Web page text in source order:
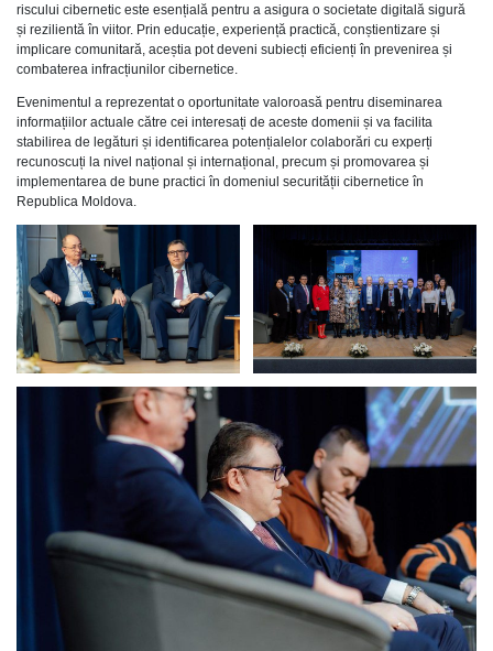
riscului cibernetic este esențială pentru a asigura o societate digitală sigură
și rezilientă în viitor. Prin educație, experiență practică, conștientizare și
implicare comunitară, aceștia pot deveni subiecți eficienți în prevenirea și
combaterea infracțiunilor cibernetice.
Evenimentul a reprezentat o oportunitate valoroasă pentru diseminarea
informațiilor actuale către cei interesați de aceste domenii și va facilita
stabilirea de legături și identificarea potențialelor colaborări cu experți
recunoscuți la nivel național și internațional, precum și promovarea și
implementarea de bune practici în domeniul securității cibernetice în
Republica Moldova.